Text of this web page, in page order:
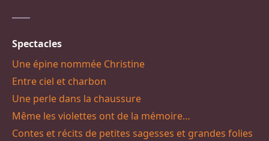
Spectacles
Une épine nommée Christine
Entre ciel et charbon
Une perle dans la chaussure
Même les violettes ont de la mémoire…
Contes et récits de petites sagesses et grandes folies